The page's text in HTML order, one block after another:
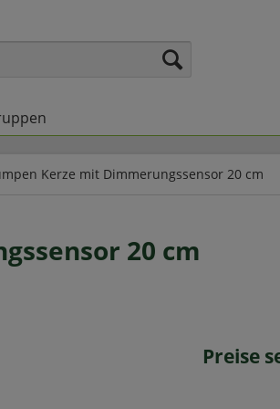
Kerze mit Dimmerungssensor 20 cm
20 cm
Preise